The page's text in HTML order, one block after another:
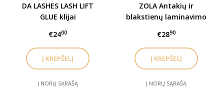
DA LASHES LASH LIFT
GLUE klijai
€2400
Į NORŲ SĄRAŠĄ
ZOLA Antakių ir
blakstienų laminavimo
STEP
€2890
Į NORŲ SĄRAŠĄ